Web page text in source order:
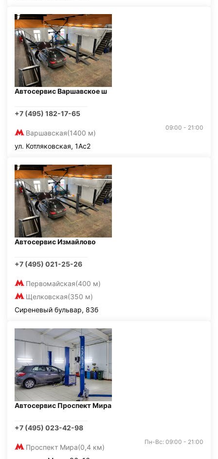
Автосервис Варшавское ш
+7 (495) 182-17-65
Варшавская(1400 м)
09:00 - 21:00
ул. Котляковская, 1Ас2
Автосервис Измайлово
+7 (495) 021-25-26
Первомайская(400 м)
Щелковская(350 м)
Сиреневый бульвар, 83б
Автосервис Проспект Мира
+7 (495) 023-42-98
Проспект Мира(0,4 км)
Пн-Вс: 09:00 - 21:00